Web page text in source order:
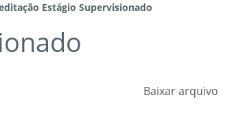
Estágio Supervisionado
Baixar arquivo